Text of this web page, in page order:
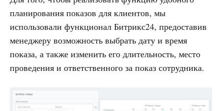
планирования показов для клиентов, мы
использовали функционал Битрикс24, предоставив
менеджеру возможность выбрать дату и время
показа, а также изменить его длительность, место
проведения и ответственного за показ сотрудника.